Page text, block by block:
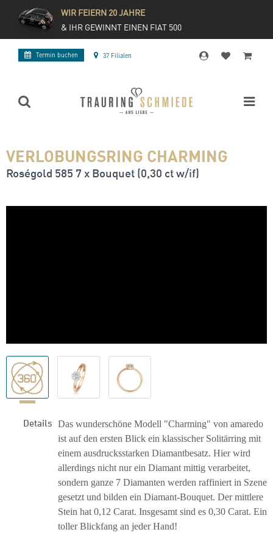
WIR FEIERN 20 JAHRE
& IHR GEWINNT EINEN FIAT 500
Termin buchen 37 Filialen
VERLOBUNGSRING CHARMING
Roségold 585 7 x Bouquet (0,30 ct w/if)
Details Das wunderschöne Modell "Charming" von amaredo
ist auf den ersten Blick ein klassischer Solitärring mit
einem ausdrucksstarken Diamantbesatz. Hier wird
allerdings nicht nur ein Diamant mittig verarbeitet,
sondern ganze 7 Diamanten werden raffiniert in Szene
gesetzt und bilden ein Diamant-Bouquet. Der mittlere
Stein hat 0,12 Carat. Insgesamt sind es 0,30 Carat. Ein
toller Blickfang an jeder Hand!